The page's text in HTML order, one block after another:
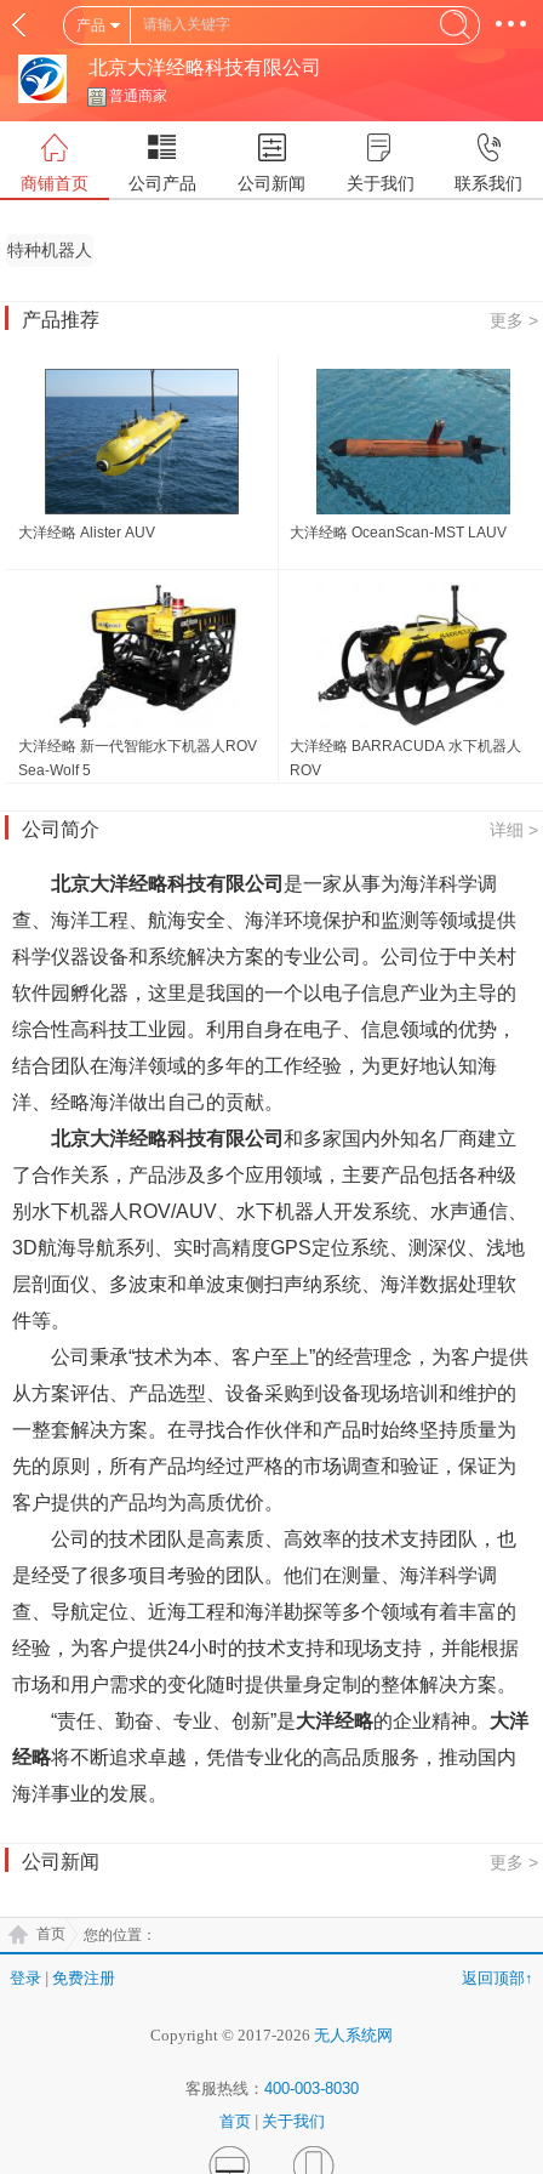
产品
北京大洋经略科技有限公司
普通商家
商铺首页 公司产品 公司新闻 关于我们 联系我们
特种机器人
产品推荐 更多 >
大洋经略 Alister AUV 大洋经略 OceanScan-MST LAUV
大洋经略 新一代智能水下机器人ROV
Sea-Wolf 5
大洋经略 BARRACUDA 水下机器人
ROV
公司简介 详细 >
北京大洋经略科技有限公司 是一家从事为海洋科学调
查、海洋工程、航海安全、海洋环境保护和监测等领域提供
科学仪器设备和系统解决方案的专业公司。公司位于中关村
软件园孵化器，这里是我国的一个以电子信息产业为主导的
综合性高科技工业园。利用自身在电子、信息领域的优势，
结合团队在海洋领域的多年的工作经验，为更好地认知海
洋、经略海洋做出自己的贡献。
北京大洋经略科技有限公司 和多家国内外知名厂商建立
了合作关系，产品涉及多个应用领域，主要产品包括各种级
别水下机器人ROV/AUV、水下机器人开发系统、水声通信、
3D航海导航系列、实时高精度GPS定位系统、测深仪、浅地
层剖面仪、多波束和单波束侧扫声纳系统、海洋数据处理软
件等。
公司秉承“技术为本、客户至上”的经营理念，为客户提供
从方案评估、产品选型、设备采购到设备现场培训和维护的
一整套解决方案。在寻找合作伙伴和产品时始终坚持质量为
先的原则，所有产品均经过严格的市场调查和验证，保证为
客户提供的产品均为高质优价。
公司的技术团队是高素质、高效率的技术支持团队，也
是经受了很多项目考验的团队。他们在测量、海洋科学调
查、导航定位、近海工程和海洋勘探等多个领域有着丰富的
经验，为客户提供24小时的技术支持和现场支持，并能根据
市场和用户需求的变化随时提供量身定制的整体解决方案。
“责任、勤奋、专业、创新”是大洋经略的企业精神。 大洋
经略将不断追求卓越，凭借专业化的高品质服务，推动国内
海洋事业的发展。
公司新闻 更多 >
您的位置：
首页
登录 免费注册 返回顶部↑
Copyright © 2017-2026 无人系统网
客服热线： 400-003-8030
首页
关于我们